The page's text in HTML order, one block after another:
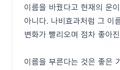
이름을 바꿨다고 현재의 운
아니다. 나비효과처럼 그 이
변화가 빨리오며 점차 좋아
이름을 부른다는 것은 좋은